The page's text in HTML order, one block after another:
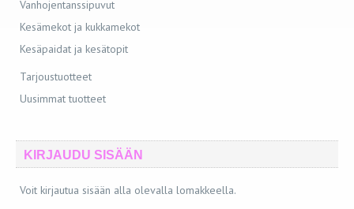
Vanhojentanssipuvut
Kesämekot ja kukkamekot
Kesäpaidat ja kesätopit
Tarjoustuotteet
Uusimmat tuotteet
KIRJAUDU SISÄÄN
Voit kirjautua sisään alla olevalla lomakkeella.